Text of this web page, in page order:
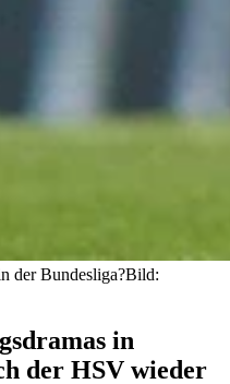
der Bundesliga?Bild:
in
der HSV wieder